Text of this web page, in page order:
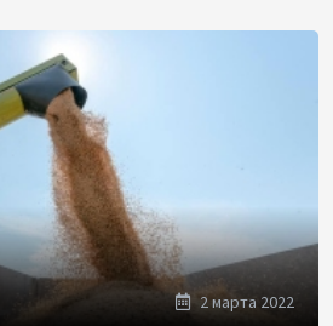
2 марта 2022